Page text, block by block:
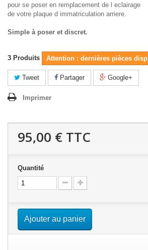
pour se poser en remplacement de l eclairage
de votre plaque d immatriculation arriere.
Simple à poser et discret.
3 Produits Attention : dernières pièces
Tweet Partager Google+
Imprimer
95,00 € TTC
Quantité
Ajouter au panier